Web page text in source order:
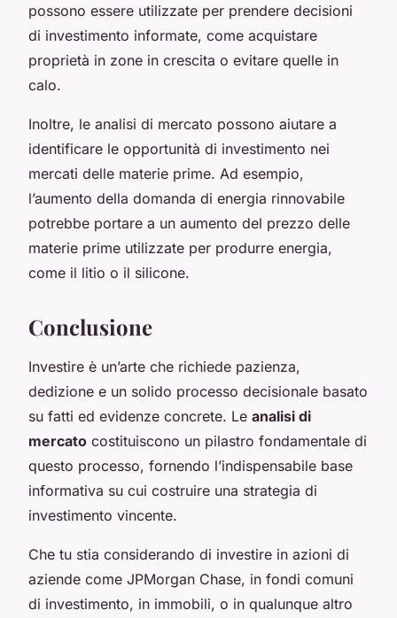
possono essere utilizzate per prendere decisioni
di investimento informate, come acquistare
proprietà in zone in crescita o evitare quelle in
calo.
Inoltre, le analisi di mercato possono aiutare a
identificare le opportunità di investimento nei
mercati delle materie prime. Ad esempio,
l’aumento della domanda di energia rinnovabile
potrebbe portare a un aumento del prezzo delle
materie prime utilizzate per produrre energia,
come il litio o il silicone.
Conclusione
Investire è un’arte che richiede pazienza,
dedizione e un solido processo decisionale basato
su fatti ed evidenze concrete. Le analisi di
mercato costituiscono un pilastro fondamentale di
questo processo, fornendo l’indispensabile base
informativa su cui costruire una strategia di
investimento vincente.
Che tu stia considerando di investire in azioni di
aziende come JPMorgan Chase, in fondi comuni
di investimento, in immobili, o in qualunque altro